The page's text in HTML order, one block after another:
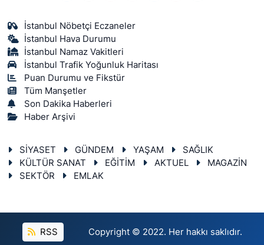
İstanbul Nöbetçi Eczaneler
İstanbul Hava Durumu
İstanbul Namaz Vakitleri
İstanbul Trafik Yoğunluk Haritası
Puan Durumu ve Fikstür
Tüm Manşetler
Son Dakika Haberleri
Haber Arşivi
SİYASET GÜNDEM YAŞAM
SAĞLIK
KÜLTÜR SANAT
EĞİTİM AKTUEL
MAGAZİN
SEKTÖR
EMLAK
RSS Copyright © 2022. Her hakkı saklıdır.